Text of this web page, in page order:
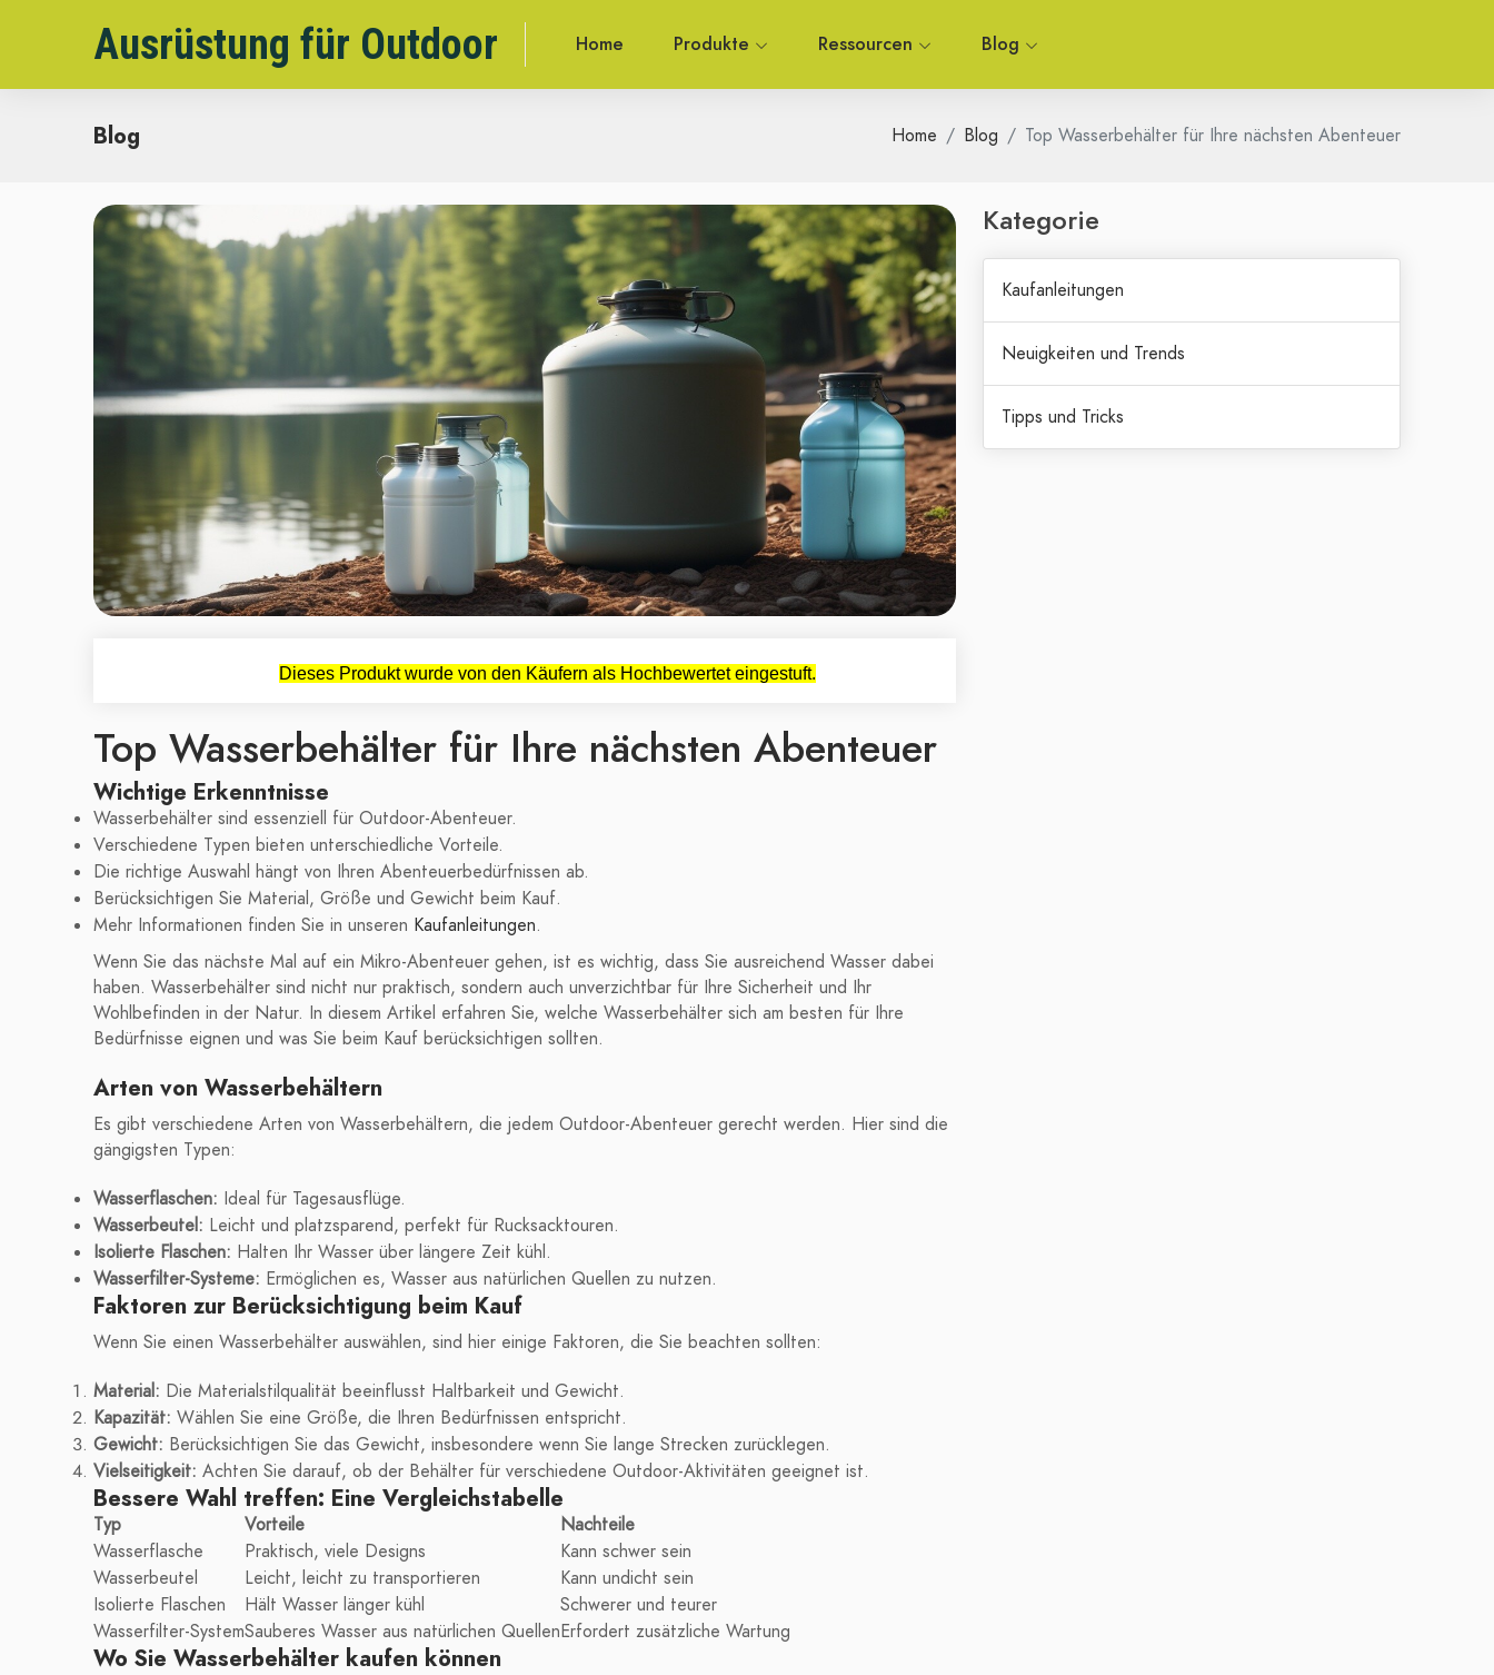
Ausrüstung für Outdoor Home Produkte Ressourcen Blog
Blog Home Blog Top Wasserbehälter für Ihre nächsten Abenteuer
Dieses Produkt wurde von den Käufern als Hochbewertet eingestuft.
Top Wasserbehälter für Ihre nächsten Abenteuer
Wichtige Erkenntnisse
Wasserbehälter sind essenziell für Outdoor-Abenteuer.
Verschiedene Typen bieten unterschiedliche Vorteile.
Die richtige Auswahl hängt von Ihren Abenteuerbedürfnissen ab.
Berücksichtigen Sie Material, Größe und Gewicht beim Kauf.
Mehr Informationen finden Sie in unseren Kaufanleitungen.
Wenn Sie das nächste Mal auf ein Mikro-Abenteuer gehen, ist es wichtig, dass Sie ausreichend Wasser dabei
haben. Wasserbehälter sind nicht nur praktisch, sondern auch unverzichtbar für Ihre Sicherheit und Ihr
Wohlbefinden in der Natur. In diesem Artikel erfahren Sie, welche Wasserbehälter sich am besten für Ihre
Bedürfnisse eignen und was Sie beim Kauf berücksichtigen sollten.
Arten von Wasserbehältern
Es gibt verschiedene Arten von Wasserbehältern, die jedem Outdoor-Abenteuer gerecht werden. Hier sind die
gängigsten Typen:
Wasserflaschen: Ideal für Tagesausflüge.
Wasserbeutel: Leicht und platzsparend, perfekt für Rucksacktouren.
Isolierte Flaschen: Halten Ihr Wasser über längere Zeit kühl.
Wasserfilter-Systeme: Ermöglichen es, Wasser aus natürlichen Quellen zu nutzen.
Faktoren zur Berücksichtigung beim Kauf
Wenn Sie einen Wasserbehälter auswählen, sind hier einige Faktoren, die Sie beachten sollten:
Material: Die Materialstilqualität beeinflusst Haltbarkeit und Gewicht.
Kapazität: Wählen Sie eine Größe, die Ihren Bedürfnissen entspricht.
Gewicht: Berücksichtigen Sie das Gewicht, insbesondere wenn Sie lange Strecken zurücklegen.
Vielseitigkeit: Achten Sie darauf, ob der Behälter für verschiedene Outdoor-Aktivitäten geeignet ist.
Bessere Wahl treffen: Eine Vergleichstabelle
Typ Vorteile
Nachteile
Wasserflasche
Praktisch, viele Designs
Kann schwer sein
Wasserbeutel
Leicht, leicht zu transportieren
Kann undicht sein
Isolierte Flaschen
Hält Wasser länger kühl
Schwerer und teurer
Wasserfilter-SystemSauberes Wasser aus natürlichen QuellenErfordert zusätzliche Wartung
Wo Sie Wasserbehälter kaufen können
Kategorie
Kaufanleitungen
Neuigkeiten und Trends
Tipps und Tricks